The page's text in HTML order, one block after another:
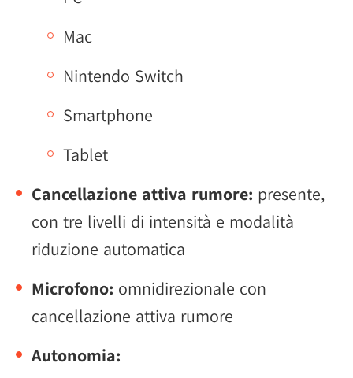
Mac
Nintendo Switch
Smartphone
Tablet
Cancellazione attiva rumore: presente,
con tre livelli di intensità e modalità
riduzione automatica
Microfono: omnidirezionale con
cancellazione attiva rumore
Autonomia: